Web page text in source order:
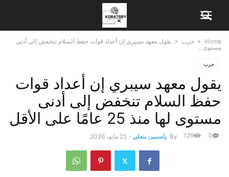
Home حرب
يقول معهد سيبري إن أعداد قوات حفظ السلام تنخفض إلى أدنى
مستوى...
حرب
يقول معهد سيبري إن أعداد قوات
حفظ السلام تنخفض إلى أدنى
مستوى لها منذ 25 عامًا على الأقل
By ياسمين بنعلي - 25 مايو، 2026 0
129